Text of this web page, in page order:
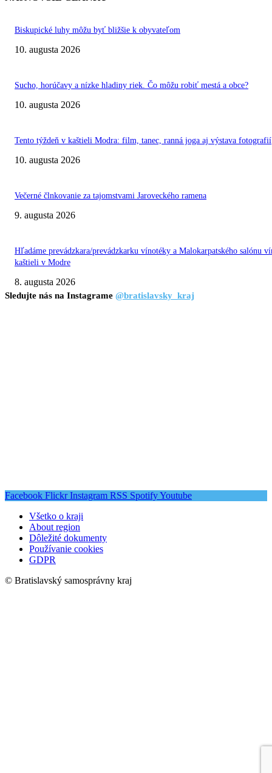
Biskupické luhy môžu byť bližšie k obyvateľom
10. augusta 2026
Sucho, horúčavy a nízke hladiny riek. Čo môžu robiť mestá a obce?
10. augusta 2026
Tento týždeň v kaštieli Modra: film, tanec, ranná joga aj výstava fotografií
10. augusta 2026
Večerné člnkovanie za tajomstvami Jaroveckého ramena
9. augusta 2026
Hľadáme prevádzkara/prevádzkarku vínotéky a Malokarpatského salónu
kaštieli v Modre
8. augusta 2026
Sledujte nás na Instagrame @bratislavsky_kraj
Facebook Flickr Instagram RSS SpotifyYoutube
Všetko o kraji
About region
Dôležité dokumenty
Používanie cookies
GDPR
© Bratislavský samosprávny kraj